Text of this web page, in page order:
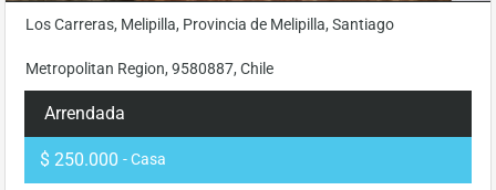
Los Carreras, Melipilla, Provincia de Melipilla, Santiago
Metropolitan Region, 9580887, Chile
Arrendada
$ 250.000 - Casa